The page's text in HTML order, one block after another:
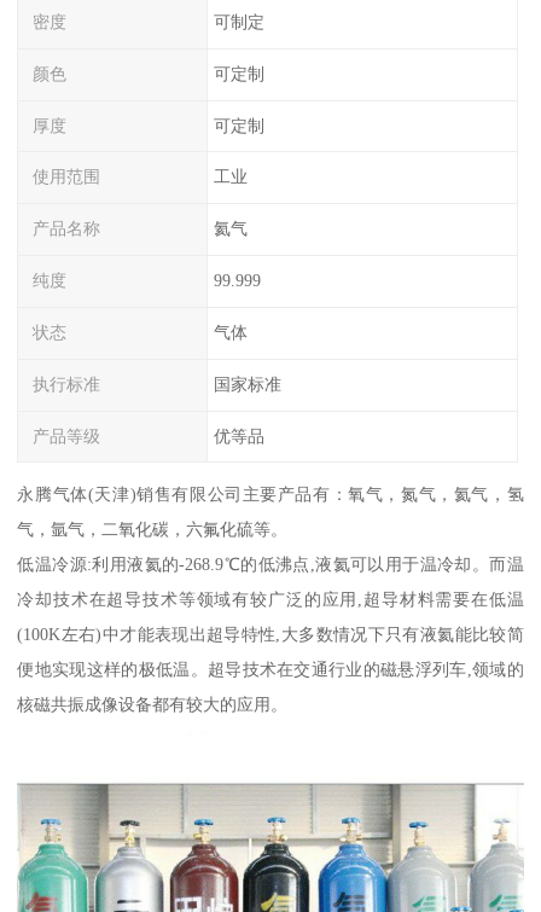
密度 可制定
颜色 可定制
厚度 可定制
使用范围 工业
产品名称 氦气
纯度 99.999
状态 气体
执行标准 国家标准
产品等级 优等品
永腾气体(天津)销售有限公司主要产品有：氧气，氮气，氦气，氢
气，氩气，二氧化碳，六氟化硫等。
低温冷源:利用液氦的-268.9℃的低沸点,液氦可以用于温冷却。而温
冷却技术在超导技术等领域有较广泛的应用,超导材料需要在低温
(100K左右)中才能表现出超导特性,大多数情况下只有液氦能比较简
便地实现这样的极低温。超导技术在交通行业的磁悬浮列车,领域的
核磁共振成像设备都有较大的应用。